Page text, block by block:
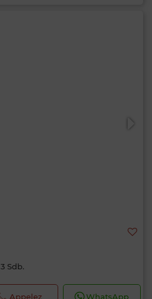
3 Sdb.
Appelez WhatsApp